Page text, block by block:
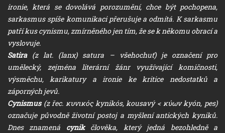
ironie, která se dovolává porozumění, chce být pochopena,
sarkasmus spíše komunikaci přerušuje a odmítá. K sarkasmu
patří kus cynismu, zmírněného jen tím, že se k někomu obrací a
vyslovuje.
Satira(z lat. (lanx) satura – všehochuť) je označení pro
umělecký, zejména literární žánr využívající komičnosti,
výsměchu, karikatury a ironie ke kritice nedostatků a
záporných jevů.
Cynismus (z řec. κυνικός kynikós, kousavý < κύων kyón, pes)
označuje původně životní postoj a myšlení antických kyniků.
Dnes znamená cynikčlověka, který jedná bezohledně a